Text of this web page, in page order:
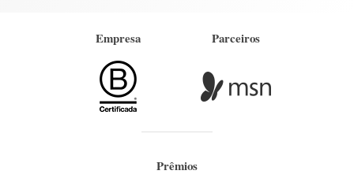
Empresa Parceiros
Prêmios